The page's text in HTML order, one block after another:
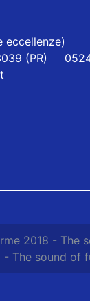
eccellenze)
(PR)
2018 - The
- The sound of